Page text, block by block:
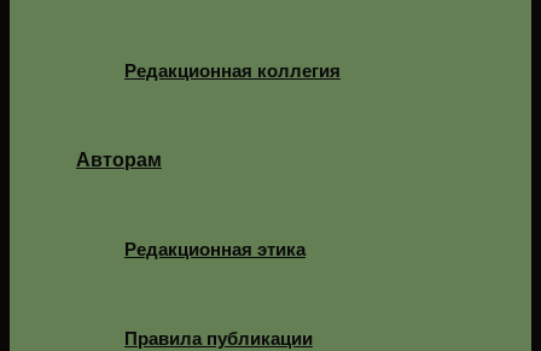
Редакционная коллегия
Авторам
Редакционная этика
Правила публикации